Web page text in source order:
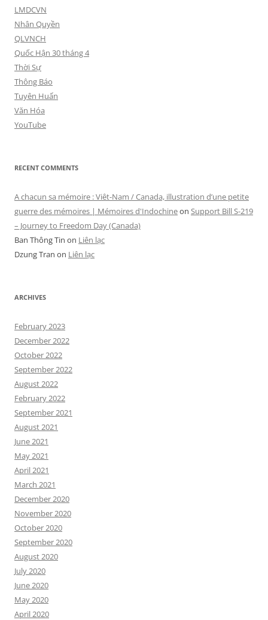
LMDCVN
Nhân Quyền
QLVNCH
Quốc Hận 30 tháng 4
Thời Sự
Thông Báo
Tuyên Huấn
Văn Hóa
YouTube
RECENT COMMENTS
A chacun sa mémoire : Viêt-Nam / Canada, illustration d’une petite
guerre des mémoires | Mémoires d'Indochineon Support Bill S-219
– Journey to Freedom Day (Canada)
Ban Thông Tin on Liên lạc
Dzung Tran on Liên lạc
ARCHIVES
February 2023
December 2022
October 2022
September 2022
August 2022
February 2022
September 2021
August 2021
June 2021
May 2021
April 2021
March 2021
December 2020
November 2020
October 2020
September 2020
August 2020
July 2020
June 2020
May 2020
April 2020